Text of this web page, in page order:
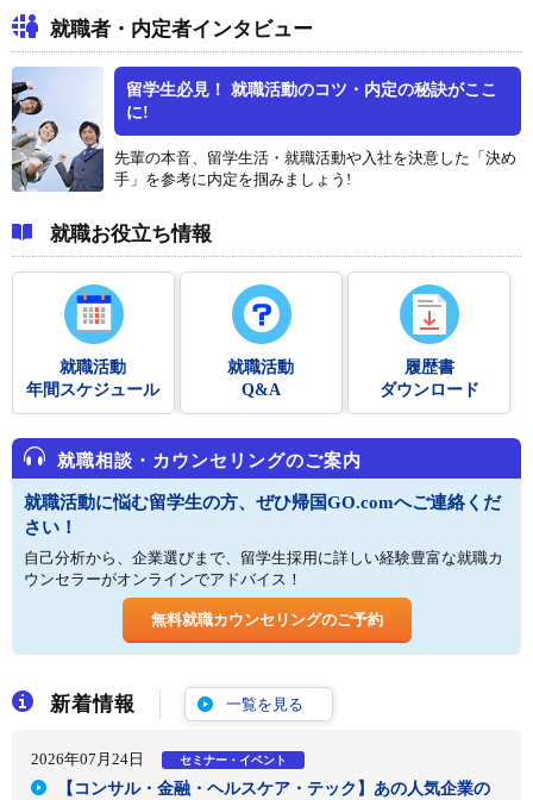
就職者・内定者インタビュー
留学生必見！ 就職活動のコツ・内定の秘訣がここ
に!
先輩の本音、留学生活・就職活動や入社を決意した「決め
手」を参考に内定を掴みましょう!
就職お役立ち情報
就職活動
年間スケジュール
就職活動
Q&A
履歴書
ダウンロード
就職相談・カウンセリングのご案内
就職活動に悩む留学生の方、ぜひ帰国GO.comへご連絡くだ
さい！
自己分析から、企業選びまで、留学生採用に詳しい経験豊富な就職カ
ウンセラーがオンラインでアドバイス！
無料就職カウンセリングのご予約
新着情報
2026年07月24日 セミナー・イベント
【コンサル・金融・ヘルスケア・テック】あの人気企業の
一覧を見る